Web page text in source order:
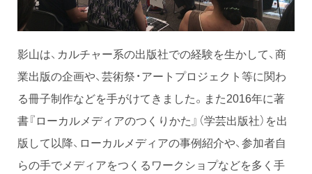
影山は、カルチャー系の出版社での経験を生かして、商
業出版の企画や、芸術祭・アートプロジェクト等に関わ
る冊子制作などを手がけてきました。また2016年に著
書『ローカルメディアのつくりかた』（学芸出版社）を出
版して以降、ローカルメディアの事例紹介や、参加者自
らの手でメディアをつくるワークショプなどを多く手